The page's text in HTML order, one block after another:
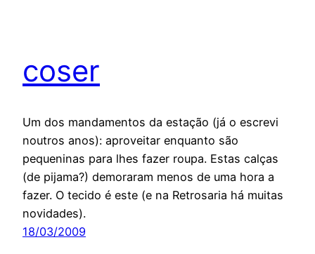
coser
Um dos mandamentos da estação (já o escrevi
noutros anos): aproveitar enquanto são
pequeninas para lhes fazer roupa. Estas calças
(de pijama?) demoraram menos de uma hora a
fazer. O tecido é este (e na Retrosaria há muitas
novidades).
18/03/2009